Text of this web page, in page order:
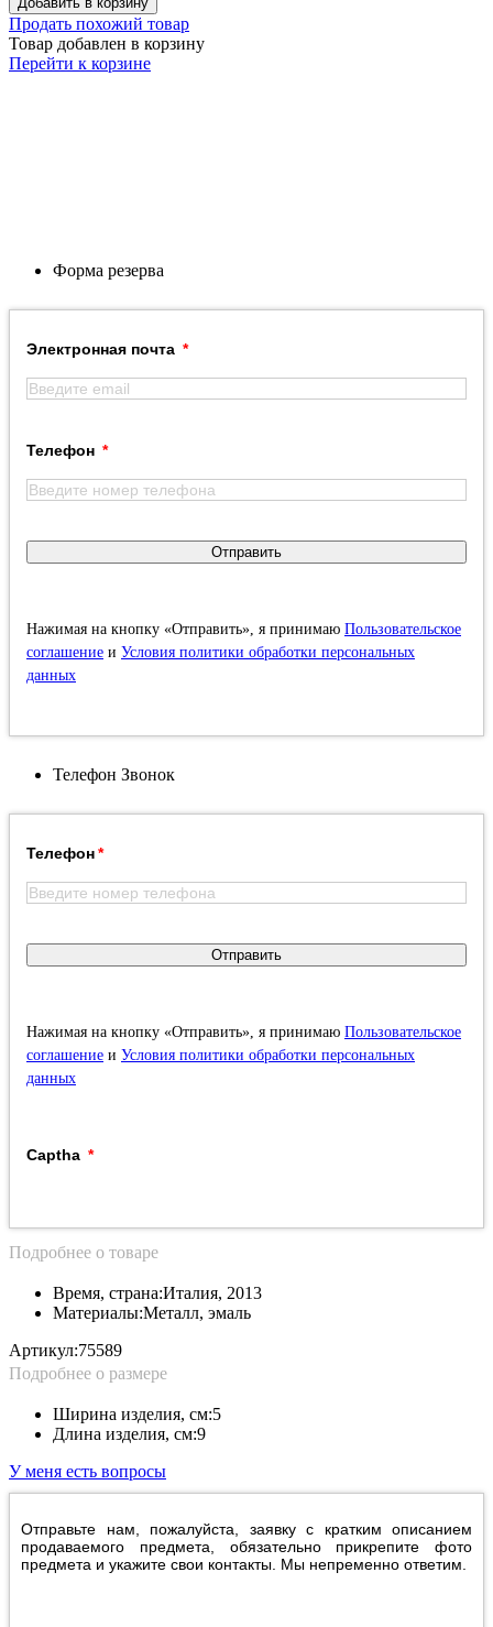
Продать похожий товар
Товар добавлен в корзину
Перейти к корзине
Форма резерва
Электронная почта
Телефон
Отправить
Нажимая на кнопку «Отправить», я принимаю Пользовательское
соглашение и Условия политики обработки персональных
данных
Телефон Звонок
Телефон
Отправить
Нажимая на кнопку «Отправить», я принимаю Пользовательское
соглашение и Условия политики обработки персональных
данных
Captha
Подробнее о товаре
Материалы:Металл, эмаль
Время, страна:Италия, 2013
Артикул:75589
Подробнее о размере
Длина изделия, см:9
Ширина изделия, см:5
У меня есть вопросы
Отправьте нам, пожалуйста, заявку с кратким описанием
продаваемого предмета, обязательно прикрепите фото
предмета и укажите свои контакты. Мы непременно ответим.